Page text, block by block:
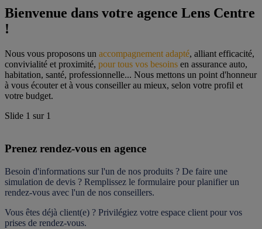
Bienvenue dans votre agence Lens Centre
!
Nous vous proposons un accompagnement adapté, alliant efficacité,
convivialité et proximité, pour tous vos besoins en assurance auto,
habitation, santé, professionnelle... Nous mettons un point d'honneur
à vous écouter et à vous conseiller au mieux, selon votre profil et
votre budget.
Slide 1 sur 1
Prenez rendez-vous en agence
Besoin d'informations sur l'un de nos produits ? De faire une
simulation de devis ? Remplissez le formulaire pour planifier un
rendez-vous avec l'un de nos conseillers.
Vous êtes déjà client(e) ? Privilégiez votre espace client pour vos
prises de rendez-vous.